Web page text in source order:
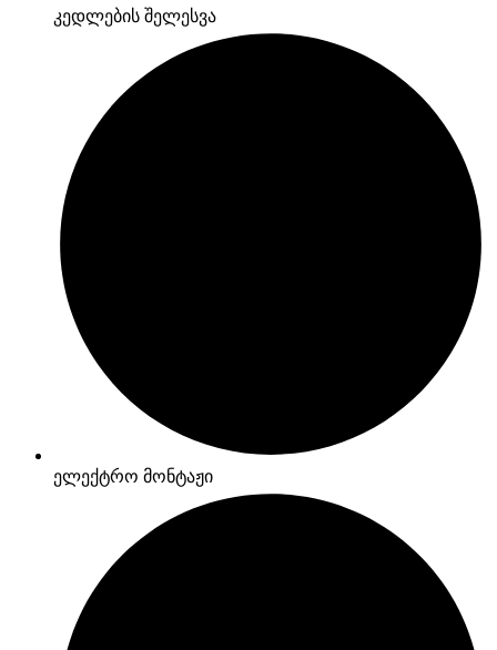
კედლების შელესვა
ელექტრო მონტაჟი